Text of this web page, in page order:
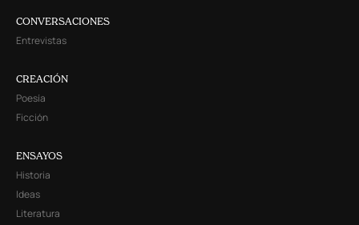
CONVERSACIONES
Entrevistas
CREACIÓN
Poesía
Ficción
ENSAYOS
Historia
Ideas
Literatura